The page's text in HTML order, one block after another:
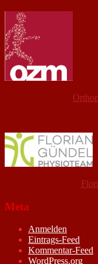
Meta
Anmelden
Eintrags-Feed
Kommentar-Feed
WordPress.org